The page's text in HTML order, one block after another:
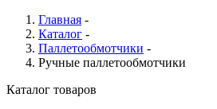
Главная -
Каталог -
Паллетообмотчики -
Ручные паллетообмотчики
Каталог товаров